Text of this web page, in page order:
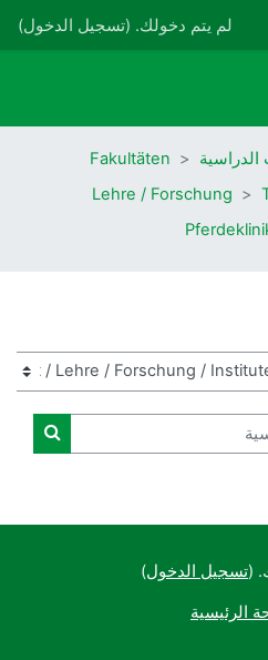
لم يتم دخولك. (تسجيل الدخول)
الدراسية
Fakultäten
Lehre / Forschung
البحث
(تسجيل الدخول)
الرئيسية